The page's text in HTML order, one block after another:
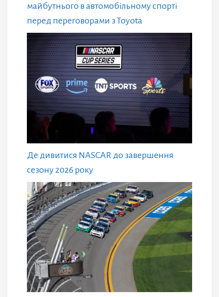
майбутнього в автомобільному спорті
перед переговорами з Toyota
Де дивитися NASCAR до завершення
сезону 2026 року